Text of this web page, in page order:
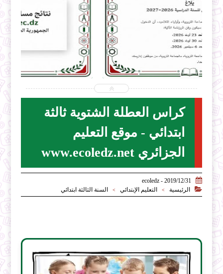
ecoledz.net
كراس العطلة الشتوية ثالثة
ابتدائي - موقع التعليم
الجزائري www.ecoledz.net

2019/12/31 - ecoledz

الرئيسية > التعليم الإبتدائي > السنة الثالثة ابتدائي